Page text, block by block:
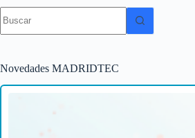
resultados
Novedades MADRIDTEC